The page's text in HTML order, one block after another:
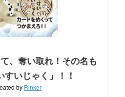
、奪い取れ！その名も
すいじゃく」！！
by Rinker